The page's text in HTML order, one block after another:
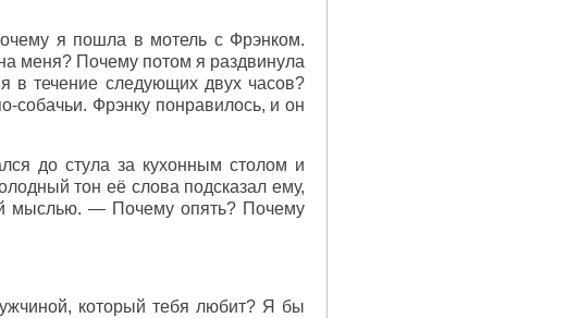
я пошла в мотель с Фрэнком.
меня? Почему потом я раздвинула
в течение следующих двух часов?
собачьи. Фрэнку понравилось, и он
до стула за кухонным столом и
тон её слова подсказал ему,
мыслью. — Почему опять? Почему
который тебя любит? Я бы